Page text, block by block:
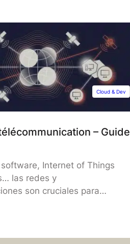
Cloud & Dev
– Guide
Internet of Things
las redes y
son cruciales para
tecnologías. Por ende, son